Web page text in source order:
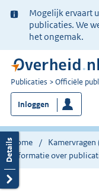
Ter
informatie:
Mogelijk ervaart
publicaties. We
het ongemak.
U
bent
nu
hier:
Publicaties Officiële
Inloggen
Home
Informatie over